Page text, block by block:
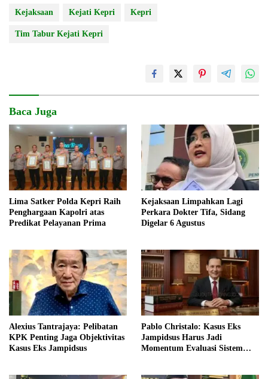
Kejaksaan Kejati Kepri Kepri
Tim Tabur Kejati Kepri
Baca Juga
Lima Satker Polda Kepri Raih
Penghargaan Kapolri atas
Predikat Pelayanan Prima
Kejaksaan Limpahkan Lagi
Perkara Dokter Tifa, Sidang
Digelar 6 Agustus
Alexius Tantrajaya: Pelibatan
KPK Penting Jaga Objektivitas
Kasus Eks Jampidsus
Pablo Christalo: Kasus Eks
Jampidsus Harus Jadi
Momentum Evaluasi Sistem